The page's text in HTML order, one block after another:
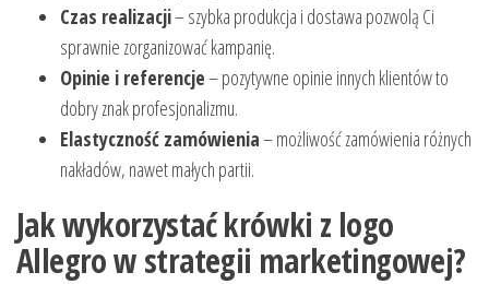
Czas realizacji– szybka produkcja i dostawa pozwolą Ci
sprawnie zorganizować kampanię.
Opinie i referencje– pozytywne opinie innych klientów to
dobry znak profesjonalizmu.
Elastyczność zamówienia– możliwość zamówienia różnych
nakładów, nawet małych partii.
Jak wykorzystać krówki z logo
Allegro w strategii marketingowej?